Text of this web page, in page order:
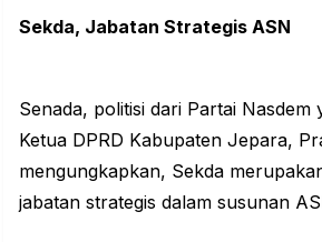
Sekda, Jabatan Strategis ASN
Senada, politisi dari Partai Nasdem
Ketua DPRD Kabupaten Jepara,
mengungkapkan, Sekda
jabatan strategis dalam susunan